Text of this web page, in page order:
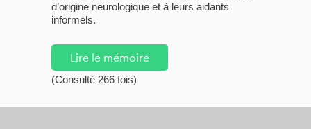
d’origine neurologique et à leurs aidants
informels.
Lire le mémoire
(Consulté 266 fois)